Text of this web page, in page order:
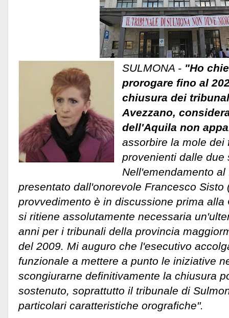
SULMONA - "Ho
prorogare fino al
chiusura dei
Avezzano,
dell'Aquila non
assorbire la mole dei
provenienti dalle due
Nell'emendamento
presentato dall'onorevole Francesco Sisto
provvedimento è in discussione prima alla
si ritiene assolutamente necessaria
anni per i tribunali della provincia
del 2009. Mi auguro che l'esecutivo
funzionale a mettere a punto le iniziative
scongiurarne definitivamente la chiusura
sostenuto, soprattutto il tribunale di
particolari caratteristiche orografiche".